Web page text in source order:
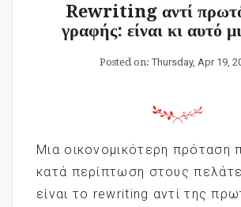
Rewriting αντί
γραφής: είναι κι αυτό
Posted on: Thursday, Apr 19,
Μια οικονομικότερη πρόταση
κατά περίπτωση στους
είναι το rewriting αντί της